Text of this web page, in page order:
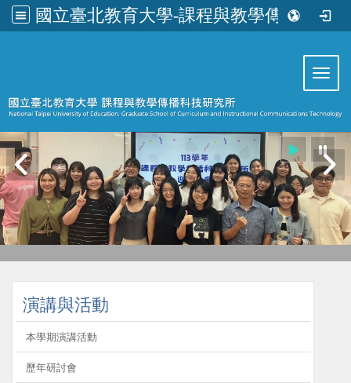
國立臺北教育大學-課程與教學傳播科技研究所
演講與活動
本學期演講活動
歷年研討會